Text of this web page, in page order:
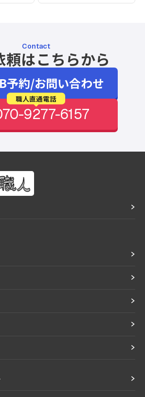
Contact
頼はこちらから
予約/お問い合わせ
職人直通電話
9277-6157